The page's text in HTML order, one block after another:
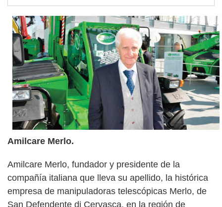
Amilcare Merlo.
Amilcare Merlo, fundador y presidente de la
compañía italiana que lleva su apellido, la histórica
empresa de manipuladoras telescópicas Merlo, de
San Defendente di Cervasca, en la región de